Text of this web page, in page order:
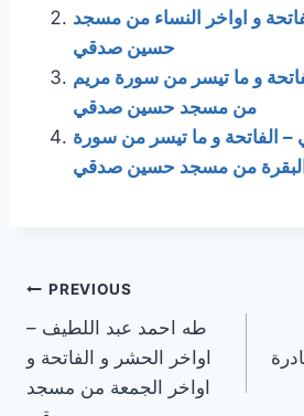
و اواخر النساء من مسجد
حسين صدقي
و ما تيسر من سورة مريم
من مسجد حسين صدقي
الفاتحة و ما تيسر من سورة
من مسجد حسين صدقي
Post
navigation
PREVIOUS
طه احمد عبد اللطيف –
اواخر الحشر و الفاتحة و
اواخر الجمعة من مسجد